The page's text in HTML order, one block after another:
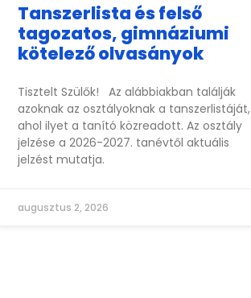
Tanszerlista és felső
tagozatos, gimnáziumi
kötelező olvasányok
Tisztelt Szülők! Az alábbiakban találják
azoknak az osztályoknak a tanszerlistáját,
ahol ilyet a tanító közreadott. Az osztály
jelzése a 2026-2027. tanévtől aktuális
jelzést mutatja.
augusztus 2, 2026